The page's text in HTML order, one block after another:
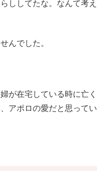
ししてたな。なんて考え
んでした。
が在宅している時に亡く
アポロの愛だと思ってい